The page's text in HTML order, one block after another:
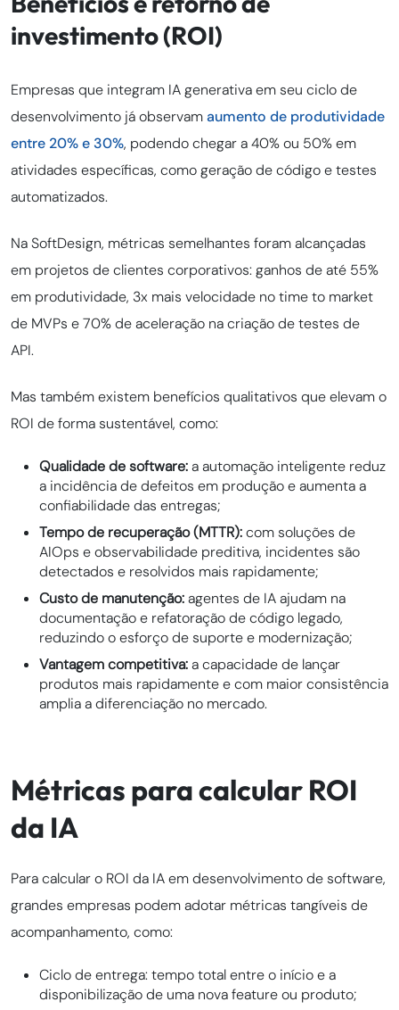
investimento (ROI)
Empresas que integram IA generativa em seu ciclo de
desenvolvimento já observamaumento de produtividade
entre 20% e 30%, podendo chegar a 40% ou 50% em
atividades específicas, como geração de código e testes
automatizados.
Na SoftDesign, métricas semelhantes foram alcançadas
em projetos de clientes corporativos: ganhos de até 55%
em produtividade, 3x mais velocidade no time to market
de MVPs e 70% de aceleração na criação de testes de
API.
Mas também existem benefícios qualitativos que elevam o
ROI de forma sustentável, como:
Qualidade de software:a automação inteligente reduz
a incidência de defeitos em produção e aumenta a
confiabilidade das entregas;
Tempo de recuperação (MTTR):com soluções de
AIOps e observabilidade preditiva, incidentes são
detectados e resolvidos mais rapidamente;
Custo de manutenção:agentes de IA ajudam na
documentação e refatoração de código legado,
reduzindo o esforço de suporte e modernização;
Vantagem competitiva:a capacidade de lançar
produtos mais rapidamente e com maior consistência
amplia a diferenciação no mercado.
Métricas para calcular ROI
da IA
Para calcular o ROI da IA em desenvolvimento de software,
grandes empresas podem adotar métricas tangíveis de
acompanhamento, como:
Ciclo de entrega: tempo total entre o início e a
disponibilização de uma nova feature ou produto;